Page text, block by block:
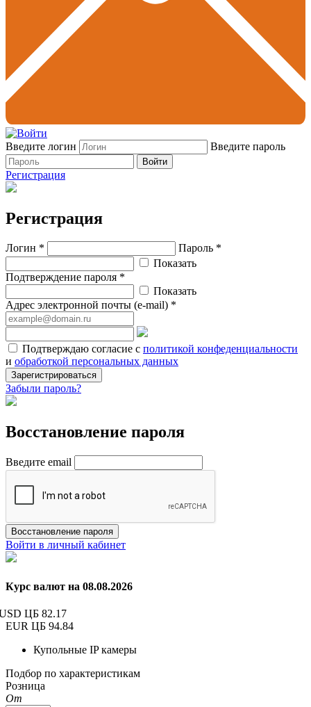
Введите логин Введите пароль
Войти
Регистрация
Регистрация
Логин *
Пароль *
Показать
Подтверждение пароля *
Показать
Адрес электронной почты (e-mail) *
Подтверждаю согласие с политикой конфеденциальности
и обработкой персональных данных
Зарегистрироваться
Забыли пароль?
Восстановление пароля
Введите email
Восстановление пароля
Войти в личный кабинет
Курс валют на 08.08.2026
ЦБ 82.17
EUR ЦБ 94.84
Купольные IP камеры
Подбор по характеристикам
Розница
От